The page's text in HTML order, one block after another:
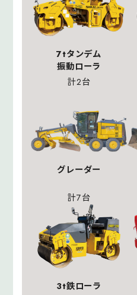
7tタンデム
振動ローラ
計2台
グレーダー
計7台
3t鉄ローラ